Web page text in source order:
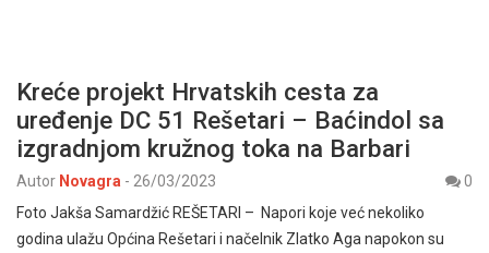
Kreće projekt Hrvatskih cesta za
uređenje DC 51 Rešetari – Baćindol sa
izgradnjom kružnog toka na Barbari
Autor Novagra - 26/03/2023
0
Foto Jakša Samardžić REŠETARI – Napori koje već nekoliko
godina ulažu Općina Rešetari i načelnik Zlatko Aga napokon su